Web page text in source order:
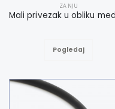
ZA NJU
Pogledaj